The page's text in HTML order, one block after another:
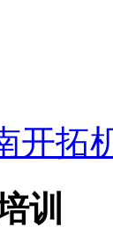
开拓
训